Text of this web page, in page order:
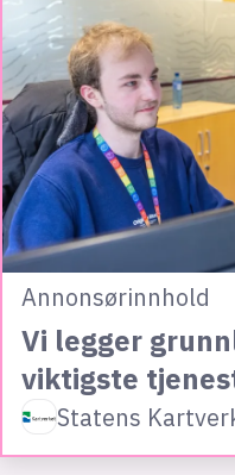
Annonsørinnhold
Vi legger
viktigste
Statens